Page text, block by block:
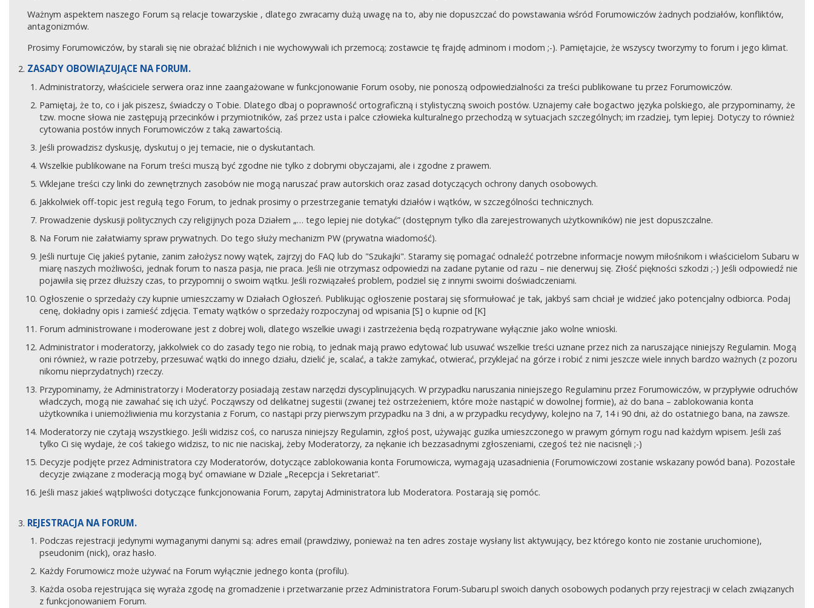
Ważnym aspektem naszego Forum są relacje towarzyskie , dlatego zwracamy dużą uwagę na to, aby nie dopuszczać do powstawania wśród Forumowiczów żadnych podziałów, konfliktów,
antagonizmów.
Prosimy Forumowiczów, by starali się nie obrażać bliźnich i nie wychowywali ich przemocą; zostawcie tę frajdę adminom i modom ;-). Pamiętajcie, że wszyscy tworzymy to forum i jego klimat.
ZASADY OBOWIĄZUJĄCE NA FORUM.
Administratorzy, właściciele serwera oraz inne zaangażowane w funkcjonowanie Forum osoby, nie ponoszą odpowiedzialności za treści publikowane tu przez Forumowiczów.
Pamiętaj, że to, co i jak piszesz, świadczy o Tobie. Dlatego dbaj o poprawność ortograficzną i stylistyczną swoich postów. Uznajemy całe bogactwo języka polskiego, ale przypominamy, że
tzw. mocne słowa nie zastępują przecinków i przymiotników, zaś przez usta i palce człowieka kulturalnego przechodzą w sytuacjach szczególnych; im rzadziej, tym lepiej. Dotyczy to również
cytowania postów innych Forumowiczów z taką zawartością.
Jeśli prowadzisz dyskusję, dyskutuj o jej temacie, nie o dyskutantach.
Wszelkie publikowane na Forum treści muszą być zgodne nie tylko z dobrymi obyczajami, ale i zgodne z prawem.
Wklejane treści czy linki do zewnętrznych zasobów nie mogą naruszać praw autorskich oraz zasad dotyczących ochrony danych osobowych.
Jakkolwiek off-topic jest regułą tego Forum, to jednak prosimy o przestrzeganie tematyki działów i wątków, w szczególności technicznych.
Prowadzenie dyskusji politycznych czy religijnych poza Działem „… tego lepiej nie dotykać” (dostępnym tylko dla zarejestrowanych użytkowników) nie jest dopuszczalne.
Na Forum nie załatwiamy spraw prywatnych. Do tego służy mechanizm PW (prywatna wiadomość).
Jeśli nurtuje Cię jakieś pytanie, zanim założysz nowy wątek, zajrzyj do FAQ lub do "Szukajki". Staramy się pomagać odnaleźć potrzebne informacje nowym miłośnikom i właścicielom Subaru w
miarę naszych możliwości, jednak forum to nasza pasja, nie praca. Jeśli nie otrzymasz odpowiedzi na zadane pytanie od razu – nie denerwuj się. Złość piękności szkodzi ;-) Jeśli odpowiedź nie
pojawiła się przez dłuższy czas, to przypomnij o swoim wątku. Jeśli rozwiązałeś problem, podziel się z innymi swoimi doświadczeniami.
Ogłoszenie o sprzedaży czy kupnie umieszczamy w Działach Ogłoszeń. Publikując ogłoszenie postaraj się sformułować je tak, jakbyś sam chciał je widzieć jako potencjalny odbiorca. Podaj
cenę, dokładny opis i zamieść zdjęcia. Tematy wątków o sprzedaży rozpoczynaj od wpisania [S] o kupnie od [K]
Forum administrowane i moderowane jest z dobrej woli, dlatego wszelkie uwagi i zastrzeżenia będą rozpatrywane wyłącznie jako wolne wnioski.
Administrator i moderatorzy, jakkolwiek co do zasady tego nie robią, to jednak mają prawo edytować lub usuwać wszelkie treści uznane przez nich za naruszające niniejszy Regulamin. Mogą
oni również, w razie potrzeby, przesuwać wątki do innego działu, dzielić je, scalać, a także zamykać, otwierać, przyklejać na górze i robić z nimi jeszcze wiele innych bardzo ważnych (z pozoru
nikomu nieprzydatnych) rzeczy.
Przypominamy, że Administratorzy i Moderatorzy posiadają zestaw narzędzi dyscyplinujących. W przypadku naruszania niniejszego Regulaminu przez Forumowiczów, w przypływie odruchów
władczych, mogą nie zawahać się ich użyć. Począwszy od delikatnej sugestii (zwanej też ostrzeżeniem, które może nastąpić w dowolnej formie), aż do bana – zablokowania konta
użytkownika i uniemożliwienia mu korzystania z Forum, co nastąpi przy pierwszym przypadku na 3 dni, a w przypadku recydywy, kolejno na 7, 14 i 90 dni, aż do ostatniego bana, na zawsze.
Moderatorzy nie czytają wszystkiego. Jeśli widzisz coś, co narusza niniejszy Regulamin, zgłoś post, używając guzika umieszczonego w prawym górnym rogu nad każdym wpisem. Jeśli zaś
tylko Ci się wydaje, że coś takiego widzisz, to nic nie naciskaj, żeby Moderatorzy, za nękanie ich bezzasadnymi zgłoszeniami, czegoś też nie nacisnęli ;-)
Decyzje podjęte przez Administratora czy Moderatorów, dotyczące zablokowania konta Forumowicza, wymagają uzasadnienia (Forumowiczowi zostanie wskazany powód bana). Pozostałe
decyzje związane z moderacją mogą być omawiane w Dziale „Recepcja i Sekretariat”.
Jeśli masz jakieś wątpliwości dotyczące funkcjonowania Forum, zapytaj Administratora lub Moderatora. Postarają się pomóc.
REJESTRACJA NA FORUM.
Podczas rejestracji jedynymi wymaganymi danymi są: adres email (prawdziwy, ponieważ na ten adres zostaje wysłany list aktywujący, bez którego konto nie zostanie uruchomione),
pseudonim (nick), oraz hasło.
Każdy Forumowicz może używać na Forum wyłącznie jednego konta (profilu).
Każda osoba rejestrująca się wyraża zgodę na gromadzenie i przetwarzanie przez Administratora Forum-Subaru.pl swoich danych osobowych podanych przy rejestracji w celach związanych
z funkcjonowaniem Forum.